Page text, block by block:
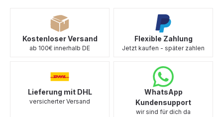
Kostenloser Versand
ab 100€ innerhalb DE
Flexible Zahlung
Jetzt kaufen - später zahlen
Lieferung mit DHL
versicherter Versand
WhatsApp
Kundensupport
wir sind für dich da